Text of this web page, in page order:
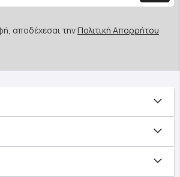
αποδέχεσαι τηνΠολιτική Απορρήτου